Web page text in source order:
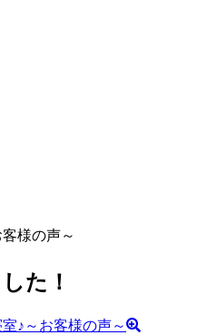
様の声～
た！